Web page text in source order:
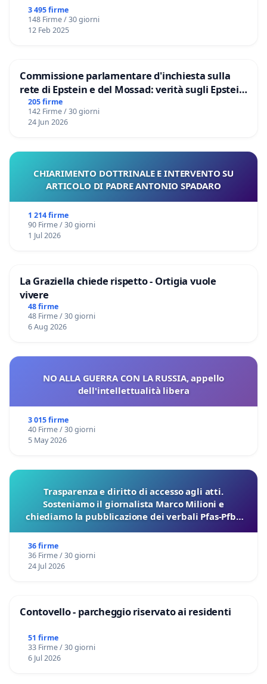
3 495 firme
148 Firme / 30 giorni
12 Feb 2025
Commissione parlamentare d'inchiesta sulla
rete di Epstein e del Mossad: verità sugli Epstein
Files
205 firme
142 Firme / 30 giorni
24 Jun 2026
CHIARIMENTO DOTTRINALE E INTERVENTO SU
ARTICOLO DI PADRE ANTONIO SPADARO
1 214 firme
90 Firme / 30 giorni
1 Jul 2026
La Graziella chiede rispetto - Ortigia vuole
vivere
48 firme
48 Firme / 30 giorni
6 Aug 2026
NO ALLA GUERRA CON LA RUSSIA, appello
dell'intellettualità libera
3 015 firme
40 Firme / 30 giorni
5 May 2026
Trasparenza e diritto di accesso agli atti.
Sosteniamo il giornalista Marco Milioni e
chiediamo la pubblicazione dei verbali Pfas-Pfba
36 firme
36 Firme / 30 giorni
24 Jul 2026
Contovello - parcheggio riservato ai residenti
51 firme
33 Firme / 30 giorni
6 Jul 2026